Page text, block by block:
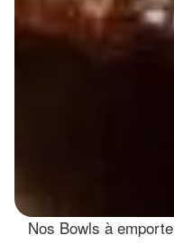
Nos Bowls à